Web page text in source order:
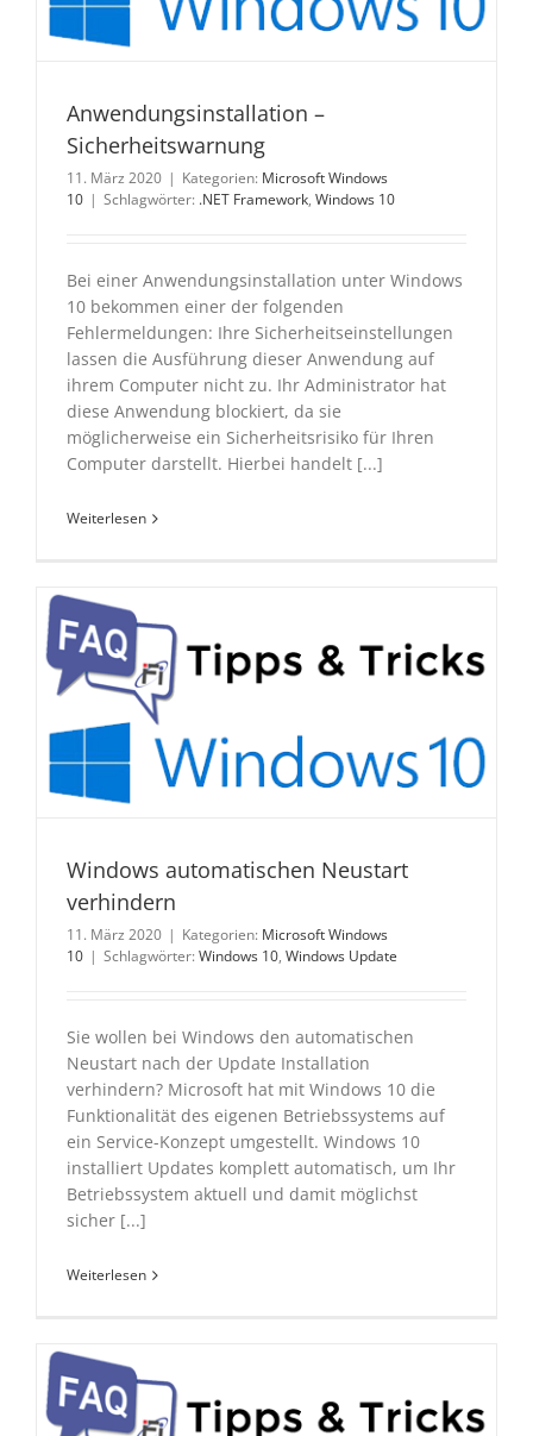
Anwendungsinstallation –
Sicherheitswarnung
11. März 2020 | Kategorien: Microsoft Windows
10 | Schlagwörter: .NET Framework, Windows 10
Bei einer Anwendungsinstallation unter Windows
10 bekommen einer der folgenden
Fehlermeldungen: Ihre Sicherheitseinstellungen
lassen die Ausführung dieser Anwendung auf
ihrem Computer nicht zu. Ihr Administrator hat
diese Anwendung blockiert, da sie
möglicherweise ein Sicherheitsrisiko für Ihren
Computer darstellt. Hierbei handelt [...]
Weiterlesen
Windows automatischen Neustart
verhindern
11. März 2020 | Kategorien: Microsoft Windows
10 | Schlagwörter: Windows 10, Windows Update
Sie wollen bei Windows den automatischen
Neustart nach der Update Installation
verhindern? Microsoft hat mit Windows 10 die
Funktionalität des eigenen Betriebssystems auf
ein Service-Konzept umgestellt. Windows 10
installiert Updates komplett automatisch, um Ihr
Betriebssystem aktuell und damit möglichst
sicher [...]
Weiterlesen